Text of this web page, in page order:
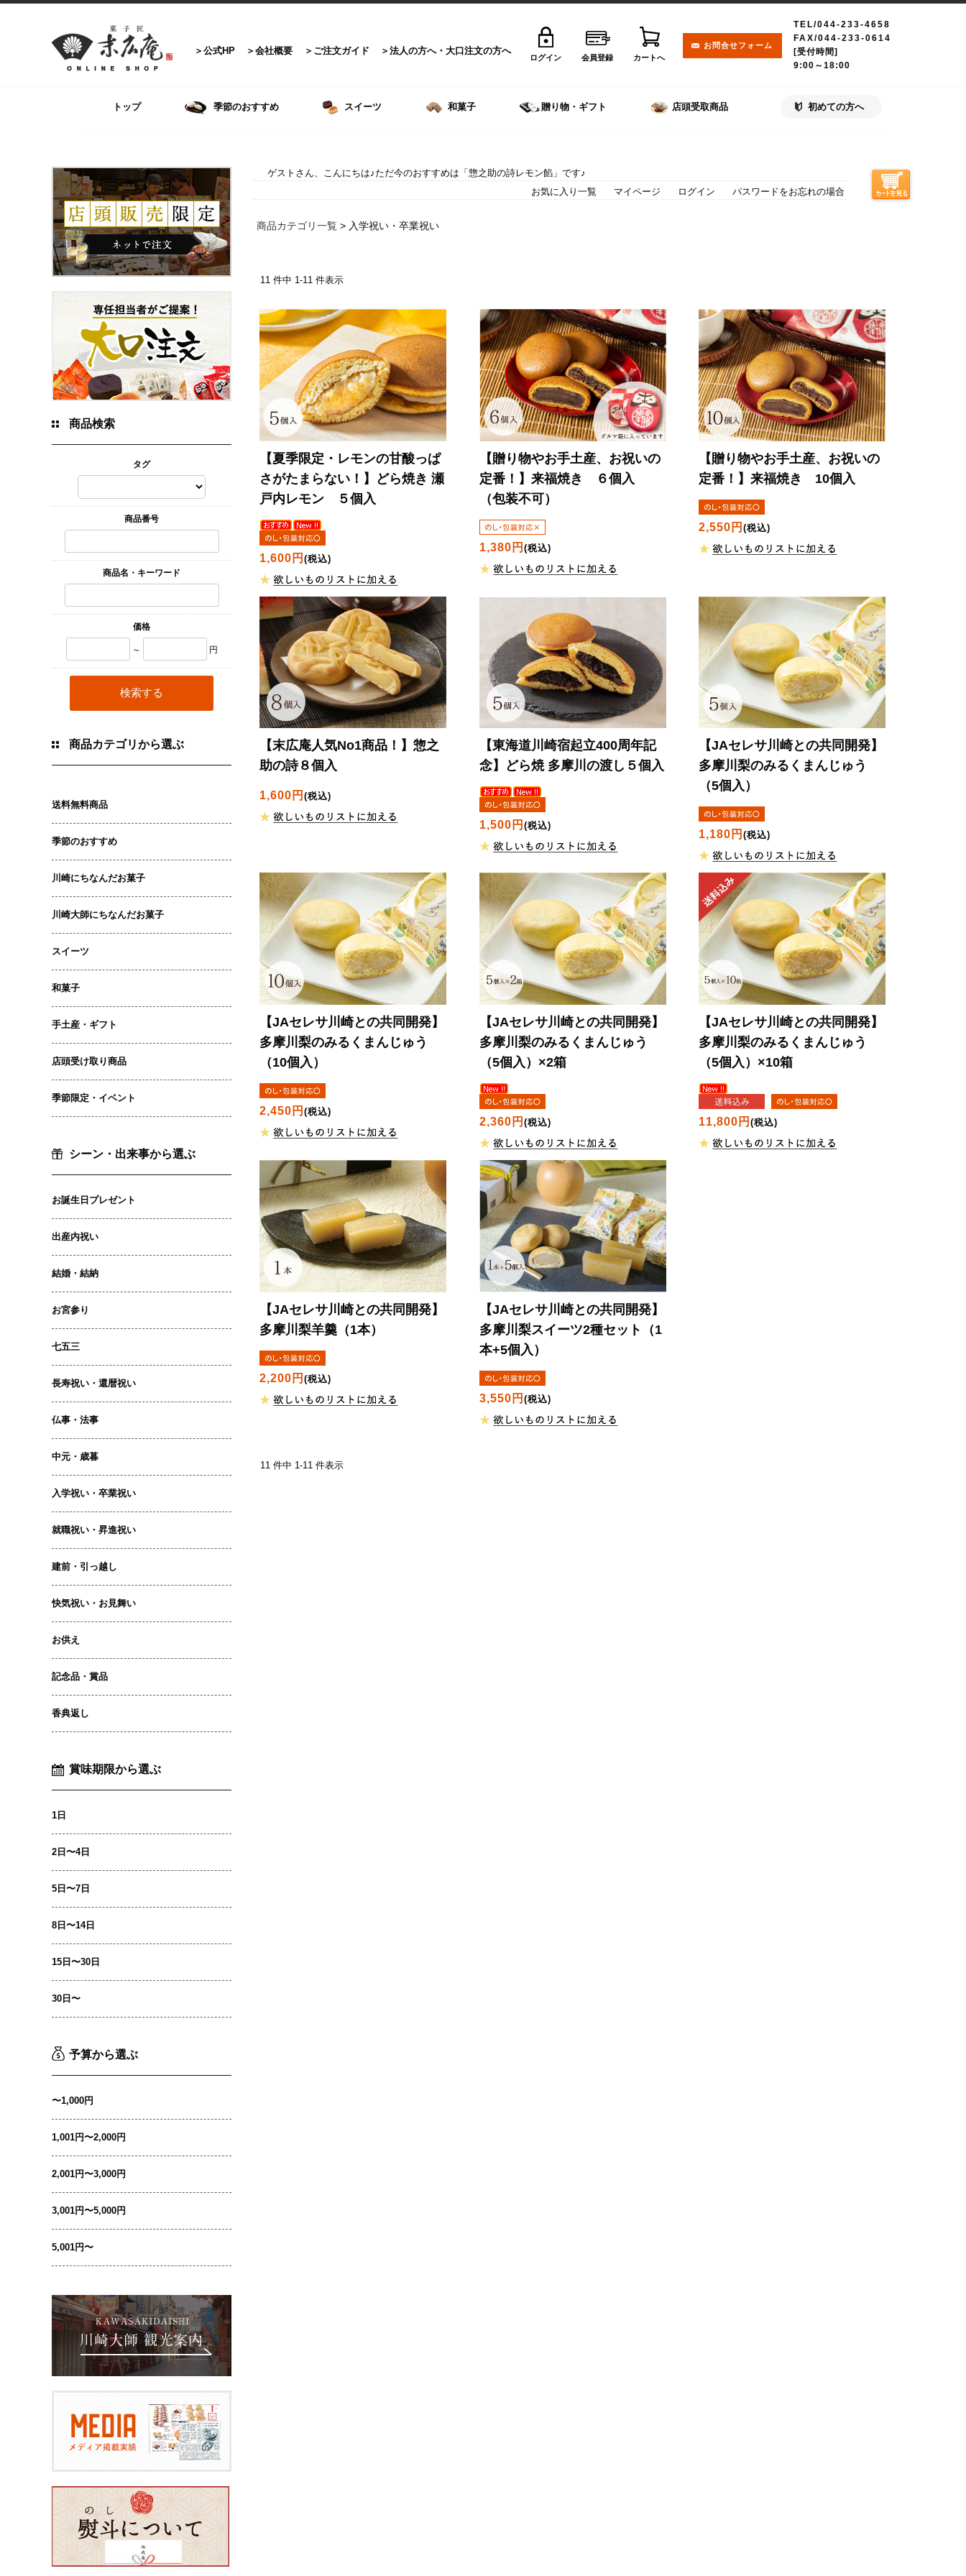
公式HP 会社概要 ご注文ガイド 法人の方へ・大口注文の方へ
ログイン 会員登録 カートへ
お問合せフォーム
TEL/044-233-4658
FAX/044-233-0614
[受付時間]
9:00～18:00
トップ 季節のおすすめ スイーツ 和菓子 贈り物・ギフト 店頭受取商品 初めての方へ
商品検索
タグ
商品番号
商品名・キーワード
価格
～ 円
商品カテゴリから選ぶ
送料無料商品
季節のおすすめ
川崎にちなんだお菓子
川崎大師にちなんだお菓子
スイーツ
和菓子
手土産・ギフト
店頭受け取り商品
季節限定・イベント
シーン・出来事から選ぶ
お誕生日プレゼント
出産内祝い
結婚・結納
お宮参り
七五三
長寿祝い・還暦祝い
仏事・法事
中元・歳暮
入学祝い・卒業祝い
就職祝い・昇進祝い
建前・引っ越し
快気祝い・お見舞い
お供え
記念品・賞品
香典返し
賞味期限から選ぶ
1日
2日〜4日
5日〜7日
8日〜14日
15日〜30日
30日〜
予算から選ぶ
〜1,000円
1,001円〜2,000円
2,001円〜3,000円
3,001円〜5,000円
5,001円〜
ゲストさん、こんにちは♪ただ今のおすすめは「惣之助の詩レモン餡」です♪
お気に入り一覧
マイページ ログイン パスワードをお忘れの場合
商品カテゴリ一覧 > 入学祝い・卒業祝い
11 件中 1-11 件表示
【夏季限定・レモンの甘酸っぱ
さがたまらない！】 どら焼き 瀬
戸内レモン ５個入
1,600円(税込)
【贈り物やお手土産、お祝いの
定番！】 来福焼き ６個入
（包装不可）
1,380円 (税込)
【贈り物やお手土産、お祝いの
定番！】来福焼き 10個入
2,550円(税込)
【末広庵人気No1商品！】惣之
助の詩８個入
1,600円(税込)
【東海道川崎宿起立400周年記
念】
どら焼 多摩川の渡し５個入
1,500円 (税込)
【JAセレサ川崎との共同開発】
多摩川梨のみるくまんじゅう
（5個入）
1,180円(税込)
【JAセレサ川崎との共同開発】
多摩川梨のみるくまんじゅう
（10個入）
2,450円(税込)
【JAセレサ川崎との共同開発】
多摩川梨のみるくまんじゅう
（5個入）×2箱
2,360円 (税込)
【JAセレサ川崎との共同開発】
多摩川梨のみるくまんじゅう
（5個入）×10箱
11,800円(税込)
【JAセレサ川崎との共同開発】
多摩川梨羊羹（1本）
2,200円(税込)
【JAセレサ川崎との共同開発】
多摩川梨スイーツ2種セット（1
本+5個入）
3,550円 (税込)
11 件中 1-11 件表示